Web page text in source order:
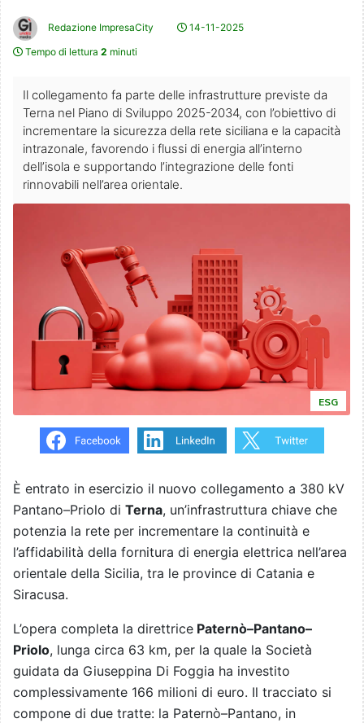
Redazione ImpresaCity
14-11-2025
Tempo di lettura 2 minuti
Il collegamento fa parte delle infrastrutture previste da
Terna nel Piano di Sviluppo 2025-2034, con l’obiettivo di
incrementare la sicurezza della rete siciliana e la capacità
intrazonale, favorendo i flussi di energia all’interno
dell’isola e supportando l’integrazione delle fonti
rinnovabili nell’area orientale.
ESG
È entrato in esercizio il nuovo collegamento a 380 kV
Pantano–Priolo di Terna, un’infrastruttura chiave che
potenzia la rete per incrementare la continuità e
l’affidabilità della fornitura di energia elettrica nell’area
orientale della Sicilia, tra le province di Catania e
Siracusa.
L’opera completa la direttrice Paternò–Pantano–
Priolo, lunga circa 63 km, per la quale la Società
guidata da Giuseppina Di Foggia ha investito
complessivamente 166 milioni di euro. Il tracciato si
compone di due tratte: la Paternò–Pantano, in